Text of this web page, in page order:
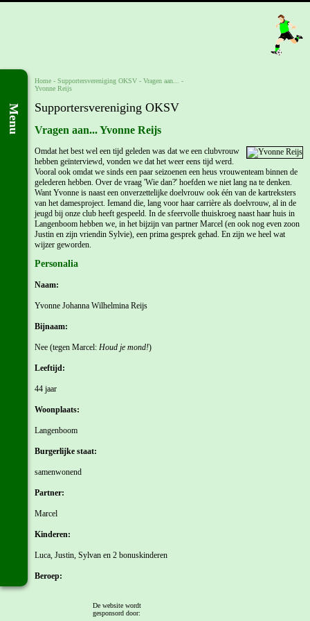
Menu
Home - Supportersvereniging OKSV - Vragen aan...
-
Yvonne Reijs
Supportersvereniging OKSV
Vragen aan... Yvonne Reijs
Omdat het best wel een tijd geleden was dat we een clubvrouw
hebben geïnterviewd, vonden we dat het weer eens tijd werd.
Vooral ook omdat we sinds een paar seizoenen een heus vrouwenteam binnen de
gelederen hebben. Over de vraag 'Wie dan?' hoefden we niet lang na te denken.
Want Yvonne is naast een onverzettelijke doelvrouw ook één van de kartreksters
van het damesproject. Iemand die, lang voor haar carrière als doelvrouw, al in de
jeugd bij onze club heeft gespeeld. In de sfeervolle thuiskroeg naast haar huis in
Langenboom hebben we, in het bijzijn van partner Marcel (en ook nog even zoon
Justin en zijn vriendin Sylvie), een prima gesprek gehad. En zijn we heel wat
wijzer geworden.
Personalia
Naam:
Yvonne Johanna Wilhelmina Reijs
Bijnaam:
Nee (tegen Marcel: Houd je mond!)
Leeftijd:
44 jaar
Woonplaats:
Langenboom
Burgerlijke staat:
samenwonend
Partner:
Marcel
Kinderen:
Luca, Justin, Sylvan en 2 bonuskinderen
Beroep:
De website wordt
gesponsord door: